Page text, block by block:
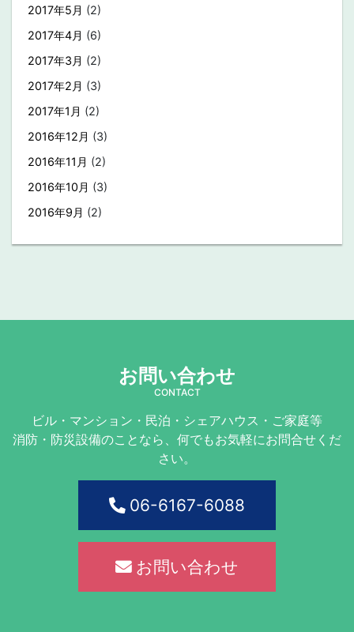
2017年5月 (2)
2017年4月 (6)
2017年3月 (2)
2017年2月 (3)
2017年1月 (2)
2016年12月 (3)
2016年11月 (2)
2016年10月 (3)
2016年9月 (2)
お問い合わせ
CONTACT
ビル・マンション・民泊・シェアハウス・ご家庭等
消防・防災設備のことなら、何でもお気軽にお問合せくだ
さい。
06-6167-6088
お問い合わせ